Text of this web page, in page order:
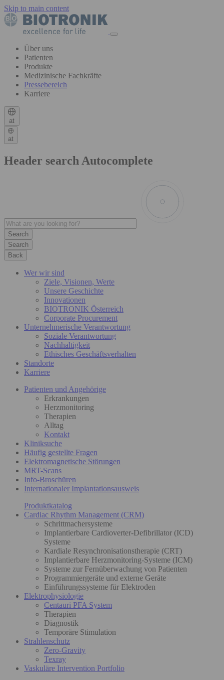
Skip to main content
Über uns
Patienten
Produkte
Medizinische Fachkräfte
Pressebereich
Karriere
at
at
Header search Autocomplete
Search
Back
Wer wir sind
Ziele, Visionen, Werte
Unsere Geschichte
Innovationen
BIOTRONIK Österreich
Corporate Procurement
Unternehmerische Verantwortung
Soziale Verantwortung
Nachhaltigkeit
Ethisches Geschäftsverhalten
Standorte
Karriere
Patienten und Angehörige
Erkrankungen
Herzmonitoring
Therapien
Alltag
Kontakt
Kliniksuche
Häufig gestellte Fragen
Elektromagnetische Störungen
MRT-Scans
Info-Broschüren
Internationaler Implantationsausweis
Produktkatalog
Cardiac Rhythm Management (CRM)
Schrittmachersysteme
Implantierbare Cardioverter-Defibrillator (ICD)
Systeme
Kardiale Resynchronisationstherapie (CRT)
Implantierbare Herzmonitoring-Systeme (ICM)
Systeme zur Fernüberwachung von Patienten
Programmiergeräte und externe Geräte
Einführungssysteme für Elektroden
Elektrophysiologie
Centauri PFA System
Therapien
Diagnostik
Temporäre Stimulation
Strahlenschutz
Zero-Gravity
Texray
Vaskuläre Intervention Portfolio